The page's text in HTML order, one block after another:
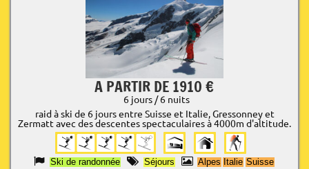
A PARTIR DE 1910 €
6 jours / 6 nuits
raid à ski de 6 jours entre Suisse et Italie, Gressonney et
Zermatt avec des descentes spectaculaires à 4000m d'altitude.
Ski de randonnée Séjours Alpes Italie Suisse